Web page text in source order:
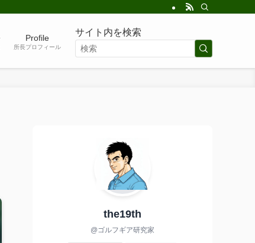
Profile
所長プロフィール
サイト内を検索
the19th
@ゴルフギア研究家